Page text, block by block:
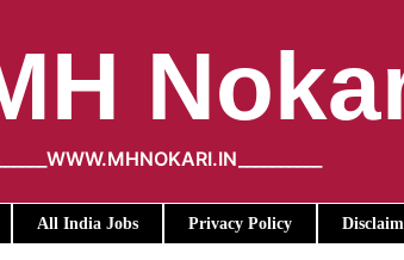
All India Jobs Privacy Policy